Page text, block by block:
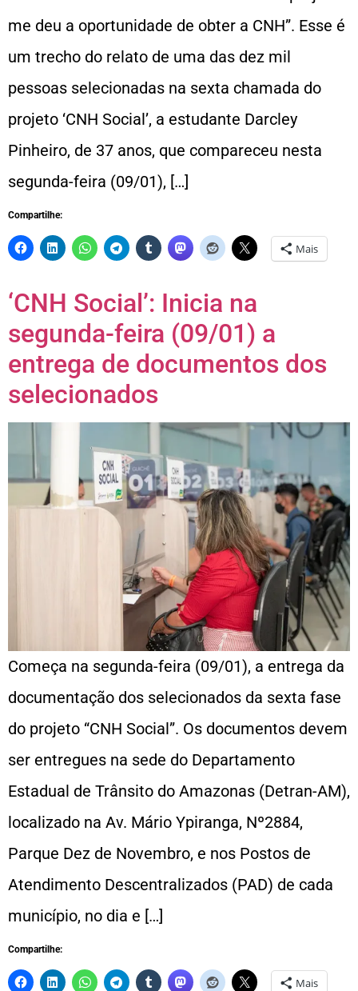
me deu a oportunidade de obter a CNH”. Esse é
um trecho do relato de uma das dez mil
pessoas selecionadas na sexta chamada do
projeto ‘CNH Social’, a estudante Darcley
Pinheiro, de 37 anos, que compareceu nesta
segunda-feira (09/01), […]
Compartilhe:
Mais
‘CNH Social’: Inicia na
segunda-feira (09/01) a
entrega de documentos dos
selecionados
Começa na segunda-feira (09/01), a entrega da
documentação dos selecionados da sexta fase
do projeto “CNH Social”. Os documentos devem
ser entregues na sede do Departamento
Estadual de Trânsito do Amazonas (Detran-AM),
localizado na Av. Mário Ypiranga, Nº2884,
Parque Dez de Novembro, e nos Postos de
Atendimento Descentralizados (PAD) de cada
município, no dia e […]
Compartilhe:
Mais